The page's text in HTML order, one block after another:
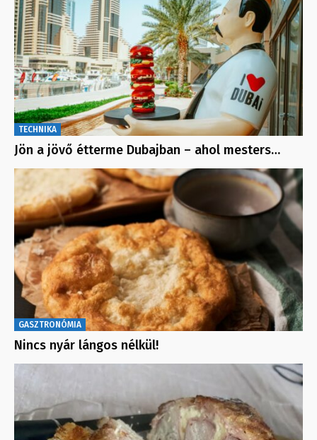
TECHNIKA
Jön a jövő étterme Dubajban – ahol mesters…
GASZTRONÓMIA
Nincs nyár lángos nélkül!